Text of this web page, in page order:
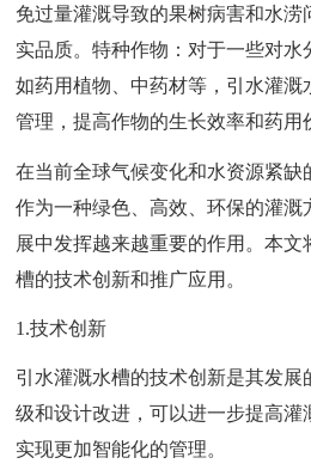
免过量灌溉导致的果树病害和水
实品质。特种作物：对于一些对水
如药用植物、中药材等，引水灌溉
管理，提高作物的生长效率和药用
在当前全球气候变化和水资源紧缺
作为一种绿色、高效、环保的灌溉
展中发挥越来越重要的作用。本
槽的技术创新和推广应用。
1.技术创新
引水灌溉水槽的技术创新是其发
级和设计改进，可以进一步提高灌
实现更加智能化的管理。